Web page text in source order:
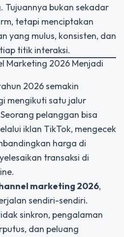
Tujuannya bukan sekadar
tetapi menciptakan
yang mulus, konsisten, dan
titik interaksi.
Marketing 2026 Menjadi
2026 semakin
mengikuti satu jalur
pelanggan bisa
iklan TikTok, mengecek
harga di
transaksi di
marketing 2026,
sendiri-sendiri.
sinkron, pengalaman
dan peluang